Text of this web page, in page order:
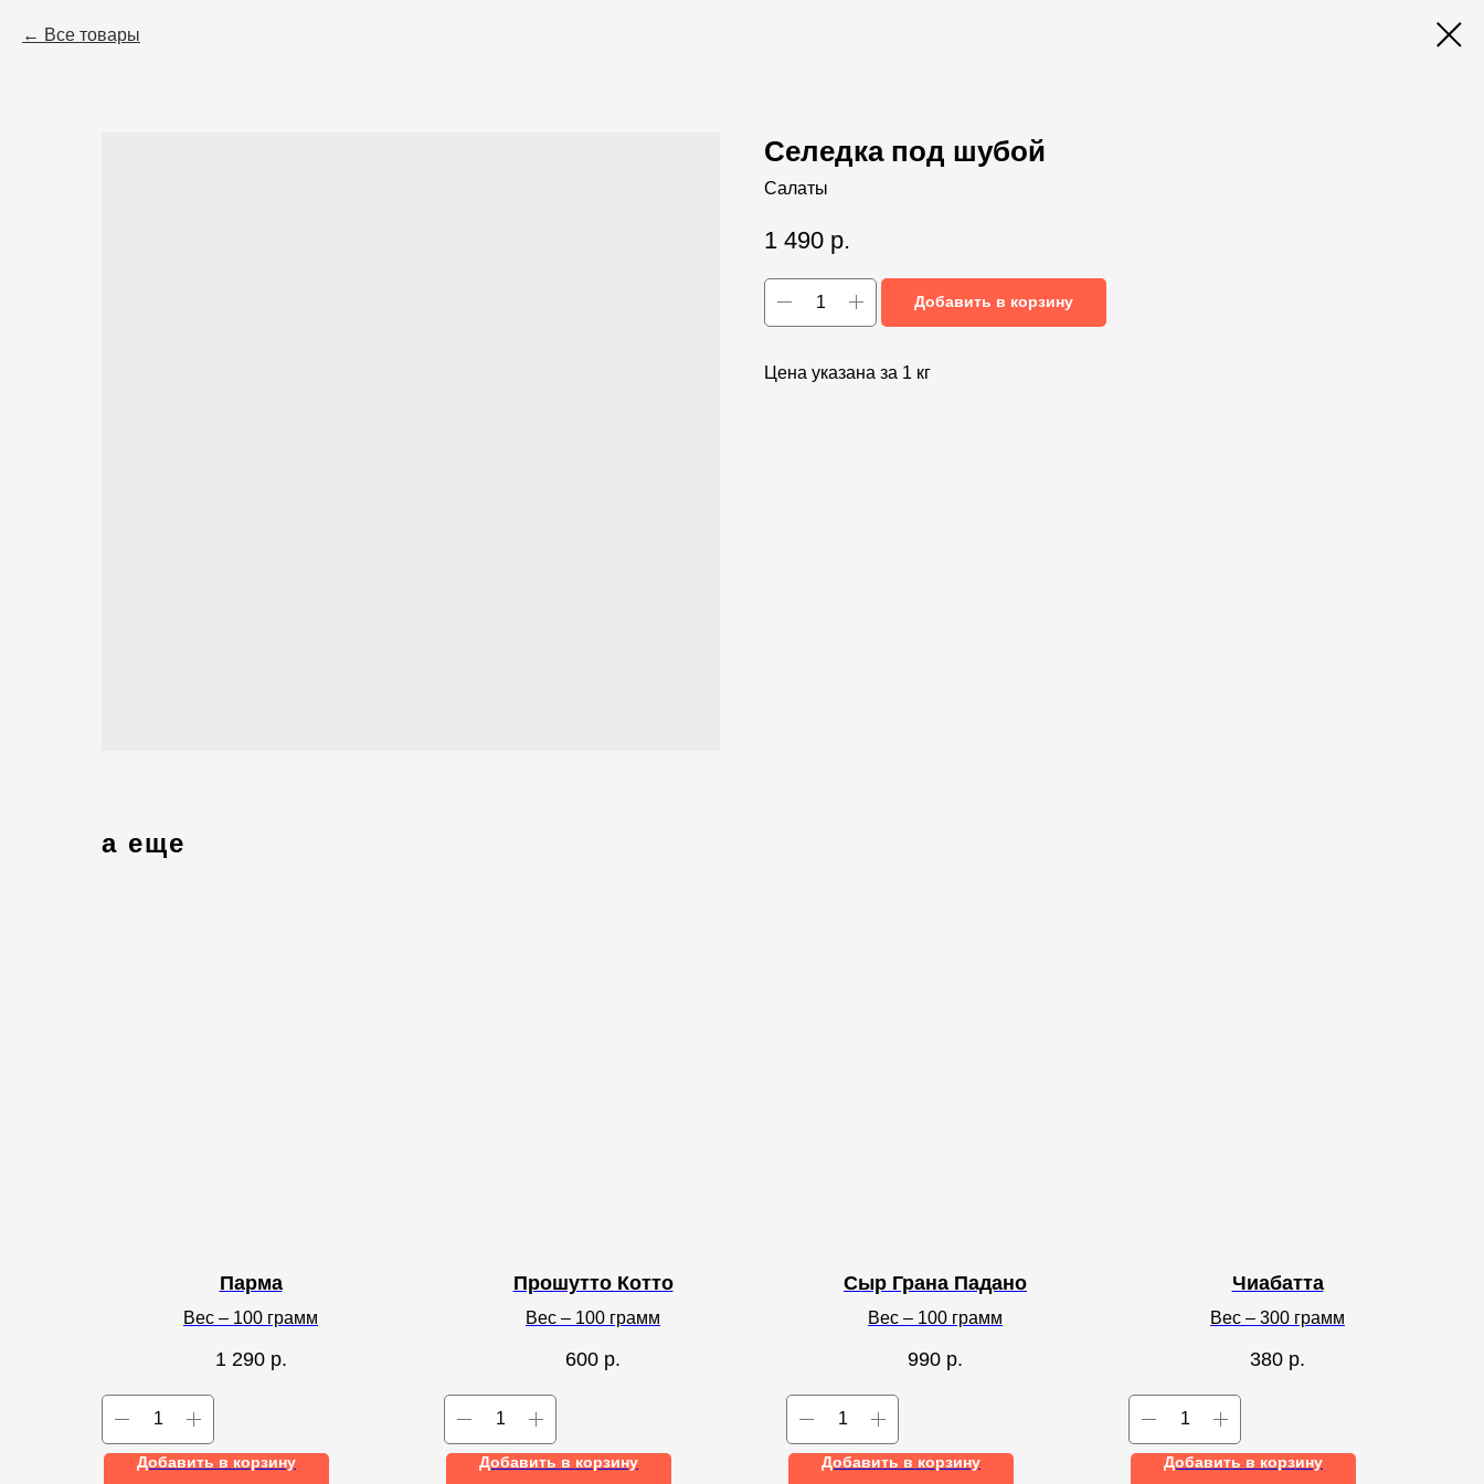
Все товары
Селедка под шубой
Салаты
1 490 р.
Добавить в корзину
Цена указана за 1 кг
а еще
Парма
Вес – 100 грамм
1 290 р.
Добавить в корзину
Прошутто Котто
Вес – 100 грамм
600 р.
Добавить в корзину
Сыр Грана Падано
Вес – 100 грамм
990 р.
Добавить в корзину
Чиабатта
Вес – 300 грамм
380 р.
Добавить в корзину